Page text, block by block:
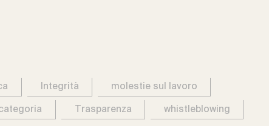
Integrità molestie sul lavoro
Trasparenza whistleblowing